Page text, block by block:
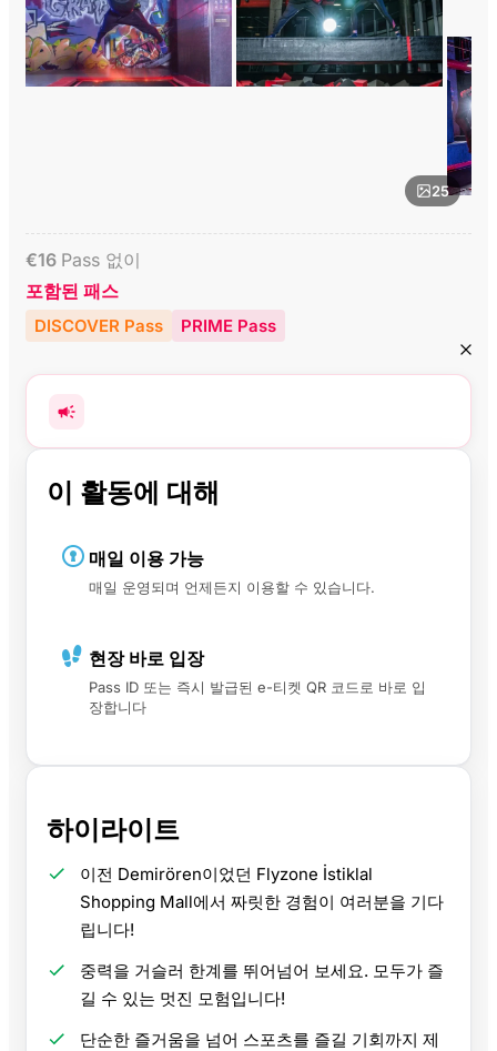
25
€16 Pass 없이
포함된 패스
DISCOVER Pass PRIME Pass
이 활동에 대해
매일 이용 가능
매일 운영되며 언제든지 이용할 수 있습니다.
현장 바로 입장
Pass ID 또는 즉시 발급된 e-티켓 QR 코드로 바로 입
장합니다
하이라이트
이전 Demirören이었던 Flyzone İstiklal
Shopping Mall에서 짜릿한 경험이 여러분을 기다
립니다!
중력을 거슬러 한계를 뛰어넘어 보세요. 모두가 즐
길 수 있는 멋진 모험입니다!
단순한 즐거움을 넘어 스포츠를 즐길 기회까지 제